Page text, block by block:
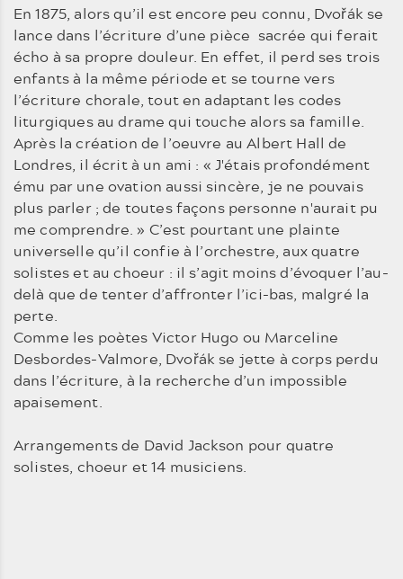
En 1875, alors qu’il est encore peu connu, Dvořák se
lance dans l’écriture d’une pièce sacrée qui ferait
écho à sa propre douleur. En effet, il perd ses trois
enfants à la même période et se tourne vers
l’écriture chorale, tout en adaptant les codes
liturgiques au drame qui touche alors sa famille.
Après la création de l’oeuvre au Albert Hall de
Londres, il écrit à un ami : « J'étais profondément
ému par une ovation aussi sincère, je ne pouvais
plus parler ; de toutes façons personne n'aurait pu
me comprendre. » C’est pourtant une plainte
universelle qu’il confie à l’orchestre, aux quatre
solistes et au choeur : il s’agit moins d’évoquer l’au-
delà que de tenter d’affronter l’ici-bas, malgré la
perte.
Comme les poètes Victor Hugo ou Marceline
Desbordes-Valmore, Dvořák se jette à corps perdu
dans l’écriture, à la recherche d’un impossible
apaisement.
Arrangements de David Jackson pour quatre
solistes, choeur et 14 musiciens.